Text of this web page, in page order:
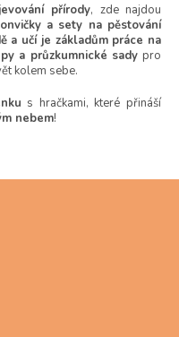
přírody, zde najdou
a sety na pěstování
a učí je základům práce na
a průzkumnické sady pro
kolem sebe.
s hračkami, které přináší
nebem!